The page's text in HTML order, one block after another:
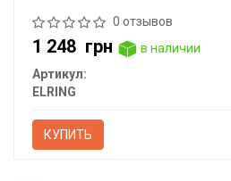
0 отзывов
1 248 грн
в наличии
Артикул:
ELRING
КУПИТЬ